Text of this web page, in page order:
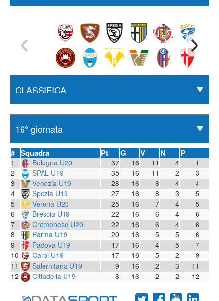
# Squadra Pti G V N P
1 Bologna U20 37 16 11 4
1
2
SPAL U19 35 16 11 2
3
3
Venezia U19 28 16 8 4
4
4
Spezia U19 27 16 8 3
5
5
Verona U20 25 16 7 4
5
6
Brescia U19 22 16 6 4
6
7
Cremonese U20 22 16 6 4
6
8
Parma U19 20 16 5 5
6
9
Padova U19 17 16 4 5
7
10
Carpi U19 17 16 5 2
9
11
Salernitana U19 9 16 2 3
11
12
Cittadella U19 8 16 2 2 12